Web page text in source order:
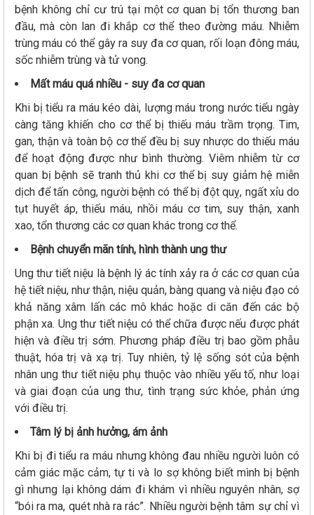
bệnh không chỉ cư trú tại một cơ quan bị tổn thương ban
đầu, mà còn lan đi khắp cơ thể theo đường máu. Nhiễm
trùng máu có thể gây ra suy đa cơ quan, rối loạn đông máu,
sốc nhiễm trùng và tử vong.
Mất máu quá nhiều - suy đa cơ quan
Khi bị tiểu ra máu kéo dài, lượng máu trong nước tiểu ngày
càng tăng khiến cho cơ thể bị thiếu máu trầm trọng. Tim,
gan, thận và toàn bộ cơ thể đều bị suy nhược do thiếu máu
để hoạt động được như bình thường. Viêm nhiễm từ cơ
quan bị bệnh sẽ tranh thủ khi cơ thể bị suy giảm hệ miễn
dịch để tấn công, người bệnh có thể bị đột quỵ, ngất xỉu do
tụt huyết áp, thiếu máu, nhồi máu cơ tim, suy thận, xanh
xao, tổn thương các cơ quan khác trong cơ thể.
Bệnh chuyển mãn tính, hình thành ung thư
Ung thư tiết niệu là bệnh lý ác tính xảy ra ở các cơ quan của
hệ tiết niệu, như thận, niệu quản, bàng quang và niệu đạo có
khả năng xâm lấn các mô khác hoặc di căn đến các bộ
phận xa. Ung thư tiết niệu có thể chữa được nếu được phát
hiện và điều trị sớm. Phương pháp điều trị bao gồm phẫu
thuật, hóa trị và xạ trị. Tuy nhiên, tỷ lệ sống sót của bệnh
nhân ung thư tiết niệu phụ thuộc vào nhiều yếu tố, như loại
và giai đoạn của ung thư, tình trạng sức khỏe, phản ứng
với điều trị.
Tâm lý bị ảnh hưởng, ám ảnh
Khi bị đi tiểu ra máu nhưng không đau nhiều người luôn có
cảm giác mặc cảm, tự ti và lo sợ không biết mình bị bệnh
gì nhưng lại không dám đi khám vì nhiều nguyên nhân, sợ
“bói ra ma, quét nhà ra rác”. Nhiều người bệnh tâm sự chỉ vì